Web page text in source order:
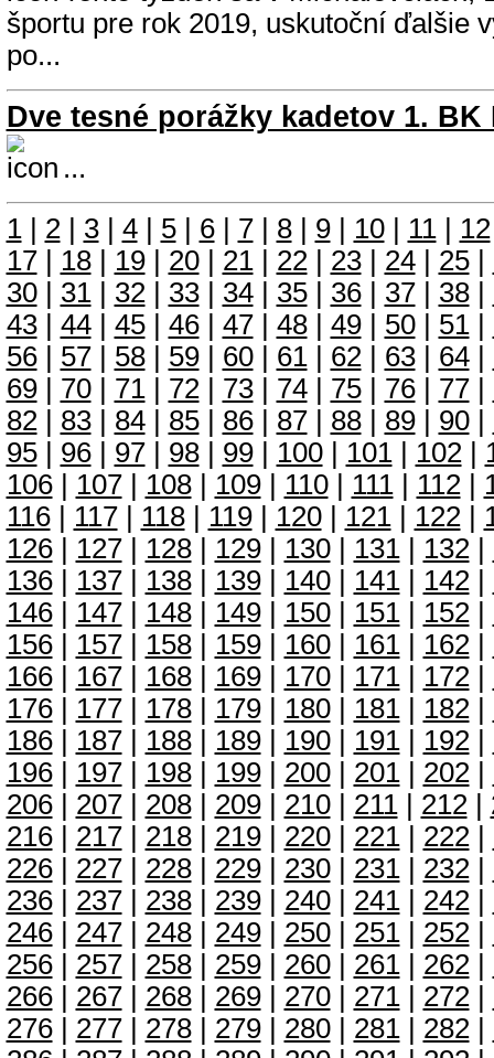
športu pre rok 2019, uskutoční ďalšie
po...
Dve tesné porážky kadetov 1. BK
...
1| 2| 3| 4| 5| 6| 7| 8| 9| 10| 11| 12
17| 18| 19| 20| 21| 22| 23| 24| 25|
30| 31| 32| 33| 34| 35| 36| 37| 38|
43| 44| 45| 46| 47| 48| 49| 50| 51|
56| 57| 58| 59| 60| 61| 62| 63| 64|
69| 70| 71| 72| 73| 74| 75| 76| 77|
82| 83| 84| 85| 86| 87| 88| 89| 90|
95| 96| 97| 98| 99| 100| 101| 102|
106| 107| 108| 109| 110| 111| 112|
116| 117| 118| 119| 120| 121| 122|
126| 127| 128| 129| 130| 131| 132|
136| 137| 138| 139| 140| 141| 142|
146| 147| 148| 149| 150| 151| 152|
156| 157| 158| 159| 160| 161| 162|
166| 167| 168| 169| 170| 171| 172|
176| 177| 178| 179| 180| 181| 182|
186| 187| 188| 189| 190| 191| 192|
196| 197| 198| 199| 200| 201| 202|
206| 207| 208| 209| 210| 211| 212|
216| 217| 218| 219| 220| 221| 222|
226| 227| 228| 229| 230| 231| 232|
236| 237| 238| 239| 240| 241| 242|
246| 247| 248| 249| 250| 251| 252|
256| 257| 258| 259| 260| 261| 262|
266| 267| 268| 269| 270| 271| 272|
276| 277| 278| 279| 280| 281| 282|